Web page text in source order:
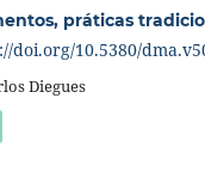
práticas
doi.org/10.5380/
Diegues